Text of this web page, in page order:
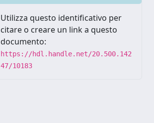
Utilizza questo identificativo per
citare o creare un link a questo
documento:
https://hdl.handle.net/20.500.142
47/10183